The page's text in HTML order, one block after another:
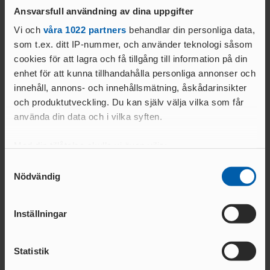
Ansvarsfull användning av dina uppgifter
Vi och våra 1022 partners behandlar din personliga data,
som t.ex. ditt IP-nummer, och använder teknologi såsom
cookies för att lagra och få tillgång till information på din
enhet för att kunna tillhandahålla personliga annonser och
innehåll, annons- och innehållsmätning, åskådarinsikter
och produktutveckling. Du kan själv välja vilka som får
använda din data och i vilka syften.
som kan ha en noggrannhet på upp till flera meter
Ta reda på mer om hur dina personliga uppgifter
Du kan ändra eller dra tillbaka ditt samtycke när som
Nödvändig
Inställningar
Statistik
ELITFRIIDROTT & STUDIER
GYMNASIESTUDIER &
FRIIDROTTSSATSNING
HÖGSKOLESTUDIER &
FRIIDROTTSSATSNING
EKONOMISKT STÖD &
STIPENDIER
ER
N
ANSÖKA OM SANKTION
WORLD ATHLETICS GLOBAL
CALENDAR
VANLIGA
FRÅGOR
MANUALER &
INSTRUKTIONSFILMER
GODKÄNT
MEDALJER OCH
BESKRIVNING AV
Text:
Kommunikationsavdelningen
kommunikation@friidrott.se
Relaterade nyheter